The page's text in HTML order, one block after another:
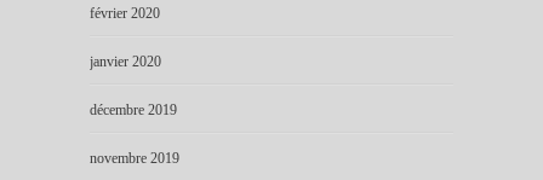
février 2020
janvier 2020
décembre 2019
novembre 2019